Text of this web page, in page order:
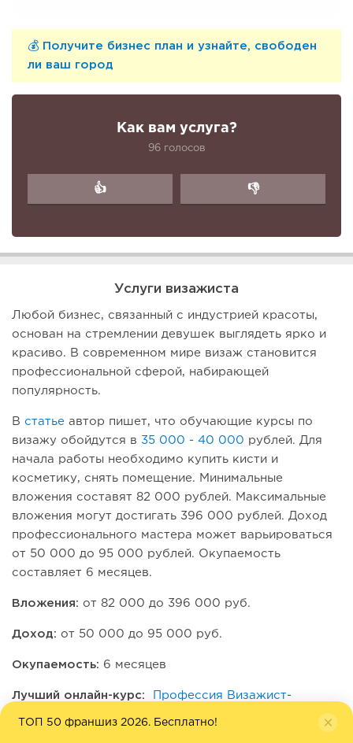
💰 Получите бизнес план и узнайте, свободен
ли ваш город
Как вам услуга?
96 голосов
👍 👎
Услуги визажиста
Любой бизнес, связанный с индустрией красоты,
основан на стремлении девушек выглядеть ярко и
красиво. В современном мире визаж становится
профессиональной сферой, набирающей
популярность.
В статье автор пишет, что обучающие курсы по
визажу обойдутся в 35 000 - 40 000 рублей. Для
начала работы необходимо купить кисти и
косметику, снять помещение. Минимальные
вложения составят 82 000 рублей. Максимальные
вложения могут достигать 396 000 рублей. Доход
профессионального мастера может варьироваться
от 50 000 до 95 000 рублей. Окупаемость
составляет 6 месяцев.
Вложения: от 82 000 до 396 000 руб.
Доход: от 50 000 до 95 000 руб.
Окупаемость: 6 месяцев
Лучший онлайн-курс:
Профессия Визажист-
ТОП 50 франшиз 2026. Бесплатно!